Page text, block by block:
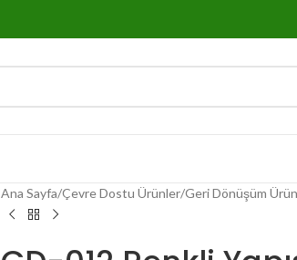
Ana Sayfa Çevre Dostu Ürünler Geri Dönüşüm